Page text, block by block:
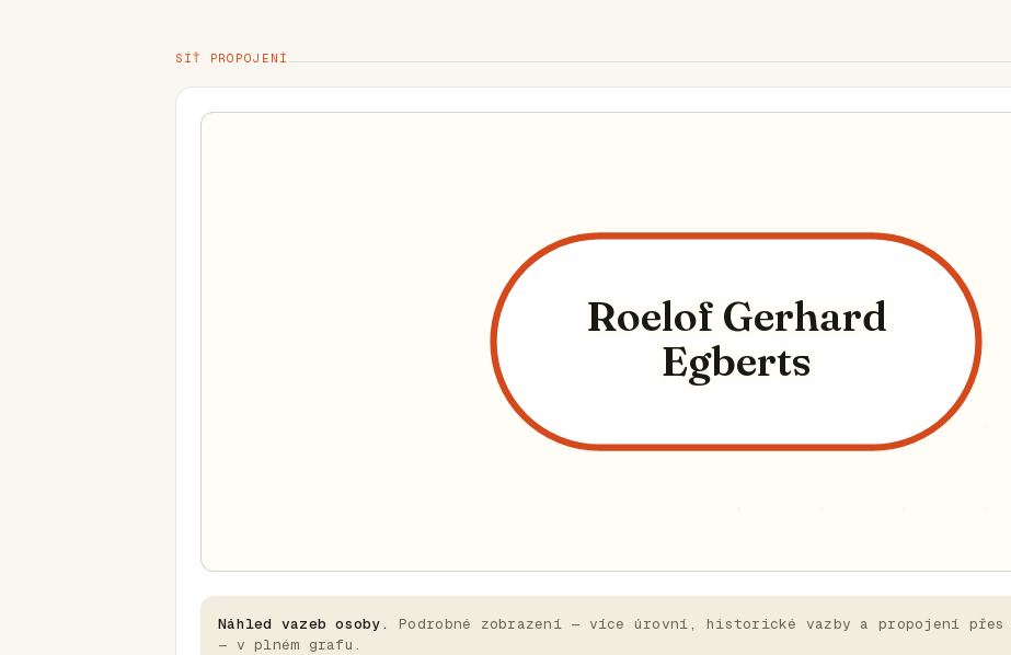
SÍŤ PROPOJENÍ
Roelof Gerhard
Egberts
Náhled vazeb osoby.
Podrobné zobrazení — více úrovní, historické vazby a propojení
— v plném grafu.